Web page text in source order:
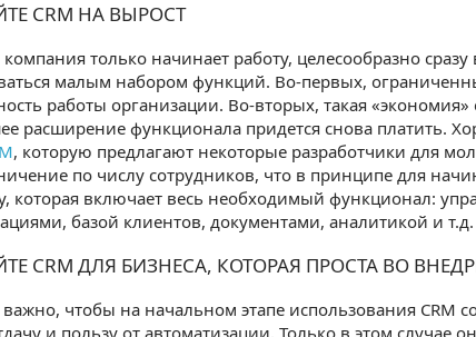
CRM НА ВЫРОСТ
только начинает работу, целесообразно
малым набором функций. Во-первых,
работы организации. Во-вторых, такая
расширение функционала придется снова платить.
, которую предлагают некоторые разработчики для
по числу сотрудников, что в принципе для
которая включает весь необходимый функционал:
базой клиентов, документами, аналитикой и т.д.
CRM ДЛЯ БИЗНЕСА, КОТОРАЯ ПРОСТА ВО
чтобы на начальном этапе использования CRM
и пользу от автоматизации. Только в этом случае